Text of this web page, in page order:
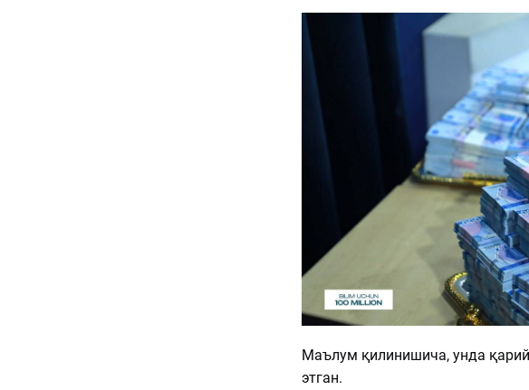
Маълум қилинишича, унда
этган.